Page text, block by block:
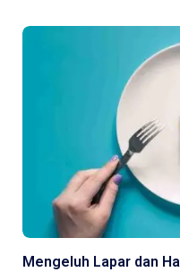
Mengeluh Lapar dan